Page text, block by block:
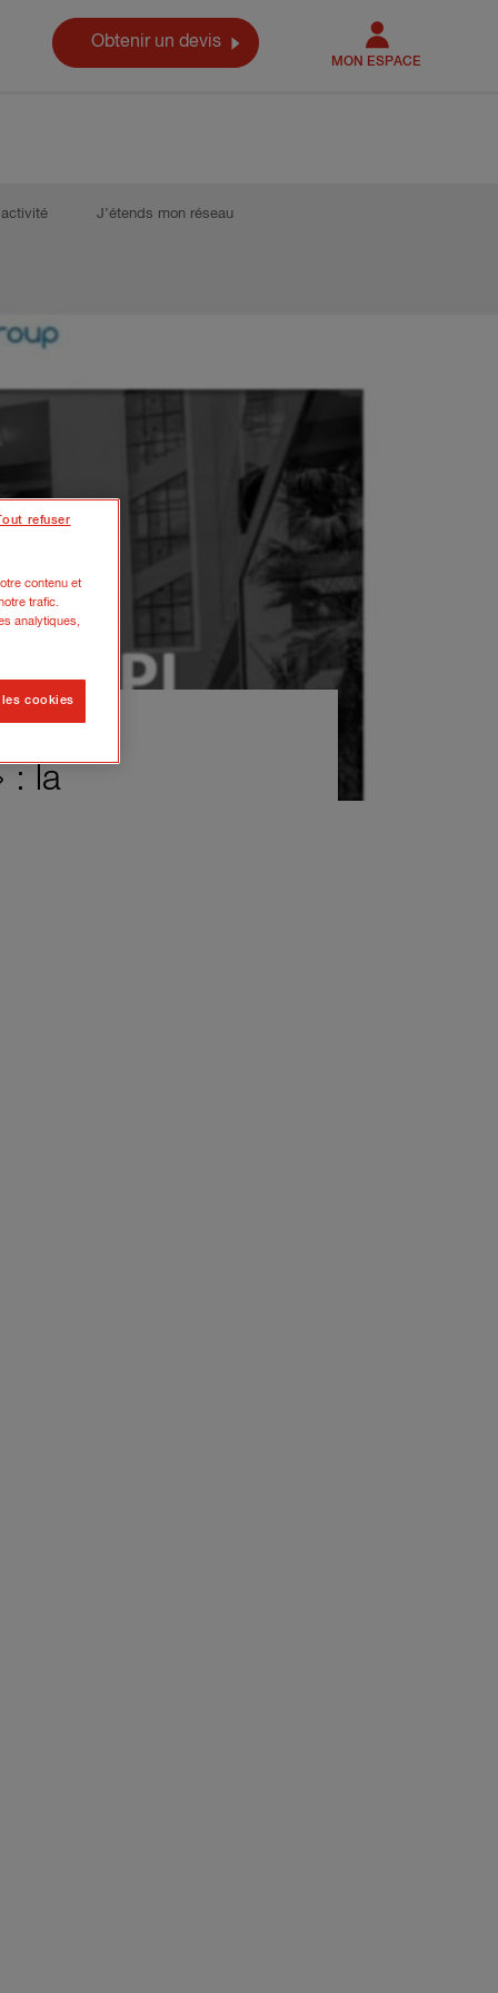
Obtenir un devis
MON ESPACE
J’étends mon réseau
: la
contenu et
trafic.
analytiques,
refuser
cookies